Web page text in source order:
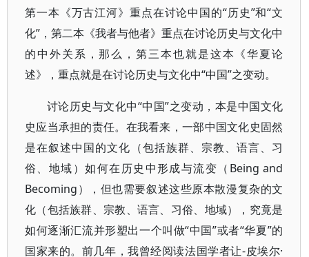
第一本《万古江河》重点在讨论中国的“历史”和“文
化”，第二本《我者与他者》重点在讨论历史与文化中
的中外关系，那么，第三本也就是这本《华夏论
述》，重点就是在讨论历史与文化中“中国”之变动。
讨论历史与文化中“中国”之变动，本是中国文化
史应当承担的责任。在我看来，一部中国文化史固然
是在叙述中国的文化（包括族群、宗教、语言、习
俗、地域）如何在历史中形成与流变（Being and
Becoming），但也需要叙述这些原本散漫复杂的文
化（包括族群、宗教、语言、习俗、地域），究竟是
如何逐渐汇流并形塑出一个叫做“中国”或者“华夏”的
国家来的。前几年，我曾经阅读法国学者让-皮埃尔·